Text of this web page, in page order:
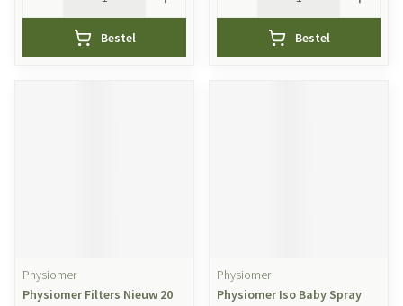
Bestel Bestel
Physiomer
Physiomer Filters Nieuw 20
Physiomer
Physiomer Iso Baby Spray